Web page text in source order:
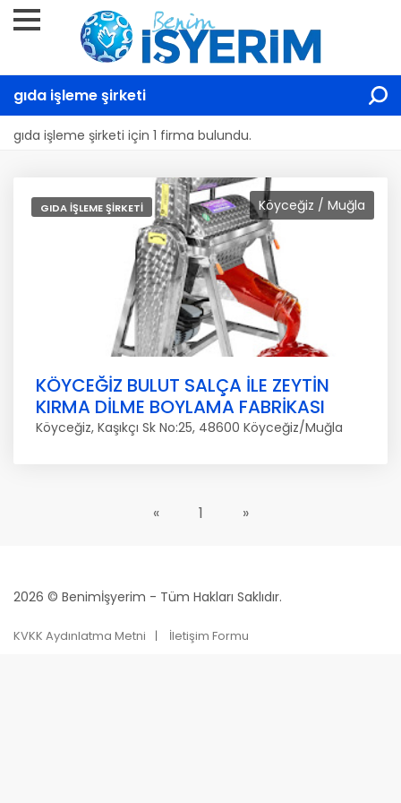
gıda işleme şirketi
gıda işleme şirketi için 1 firma bulundu.
Köyceğiz / Muğla
GIDA IŞLEME ŞIRKETI
KÖYCEĞİZ BULUT SALÇA İLE ZEYTİN
KIRMA DİLME BOYLAMA FABRİKASI
Köyceğiz, Kaşıkçı Sk No:25, 48600 Köyceğiz/Muğla
« 1 »
2026 © Benimİşyerim - Tüm Hakları Saklıdır.
KVKK Aydınlatma Metni İletişim Formu